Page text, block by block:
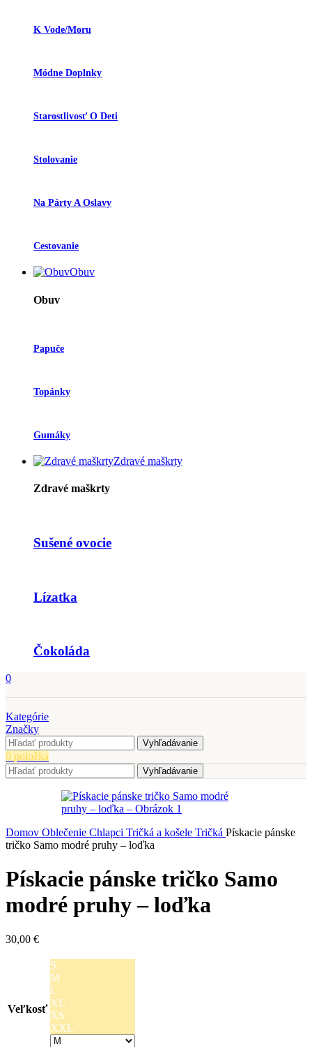
K Vode/moru
Módne Doplnky
Starostlivosť O Deti
Stolovanie
Na Párty A Oslavy
Cestovanie
Obuv
Obuv
Papuče
Topánky
Gumáky
Zdravé maškrty
Zdravé maškrty
Sušené ovocie
Lízatka
Čokoláda
0
Kategórie
Značky
Vyhľadávanie
0 položka
Vyhľadávanie
Domov Oblečenie Chlapci Tričká a košele Tričká Pískacie pánske
tričko Samo modré pruhy – loďka
Pískacie pánske tričko Samo
modré pruhy – loďka
30,00 €
Veľkosť
S
M
L
XL
XS
XXL